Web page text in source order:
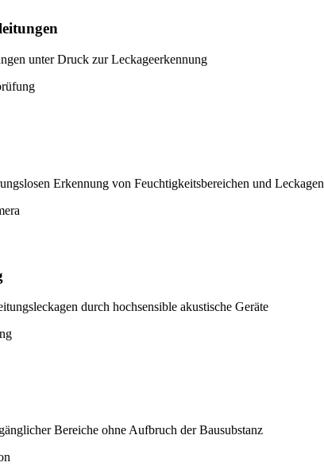
unter Druck zur Leckageerkennung
Erkennung von Feuchtigkeitsbereichen und Leckagen
durch hochsensible akustische Geräte
Bereiche ohne Aufbruch der Bausubstanz